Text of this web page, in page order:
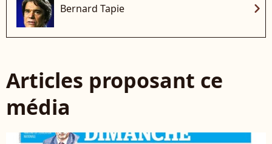
Bernard Tapie chevron_right
Articles proposant ce
média